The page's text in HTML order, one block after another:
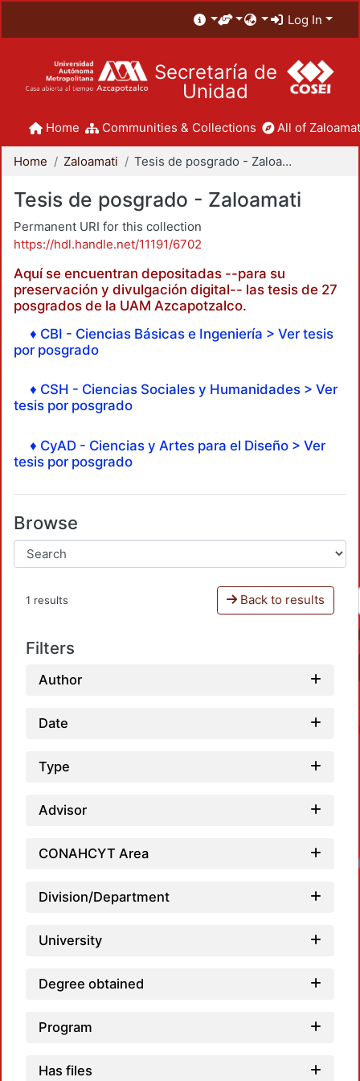
Log In
Secretaría de
Unidad
Home Communities & Collections All of
Home Zaloamati Tesis de posgrado - Zaloamati
Tesis de posgrado - Zaloamati
Permanent URI for this collection
https://hdl.handle.net/11191/6702
Aquí se encuentran depositadas --para su
preservación y divulgación digital-- las tesis de 27
posgrados de la UAM Azcapotzalco.
♦ CBI - Ciencias Básicas e Ingeniería > Ver tesis
por posgrado
♦ CSH - Ciencias Sociales y Humanidades > Ver
tesis por posgrado
♦ CyAD - Ciencias y Artes para el Diseño > Ver
tesis por posgrado
Browse
1 results Back to results
Filters
Author
Date
Type
Advisor
CONAHCYT Area
Division/Department
University
Degree obtained
Program
Has files